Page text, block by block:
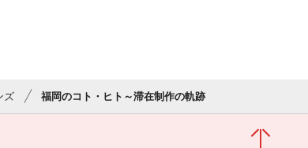
ズ 福岡のコト・ヒト～滞在制作の軌跡